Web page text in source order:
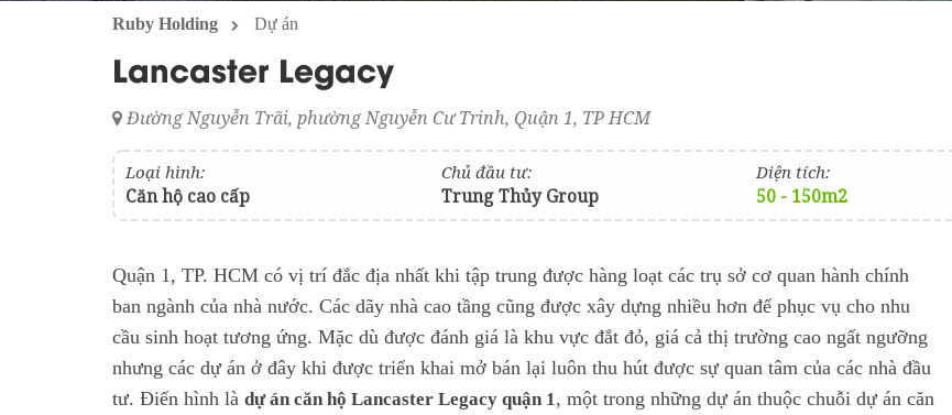
Ruby Holding Dự án
Lancaster Legacy
Đường Nguyễn Trãi, phường Nguyễn Cư Trinh, Quận 1, TP HCM
Loại hình:
Căn hộ cao cấp
Chủ đầu tư:
Trung Thủy Group
Diện tích:
50 - 150m2
Quận 1, TP. HCM có vị trí đắc địa nhất khi tập trung được hàng loạt các trụ sở cơ quan hành chính
ban ngành của nhà nước. Các dãy nhà cao tầng cũng được xây dựng nhiều hơn để phục vụ cho nhu
cầu sinh hoạt tương ứng. Mặc dù được đánh giá là khu vực đắt đỏ, giá cả thị trường cao ngất ngưỡng
nhưng các dự án ở đây khi được triển khai mở bán lại luôn thu hút được sự quan tâm của các nhà đầu
tư. Điển hình là dự án căn hộ Lancaster Legacy quận 1, một trong những dự án thuộc chuỗi dự án căn